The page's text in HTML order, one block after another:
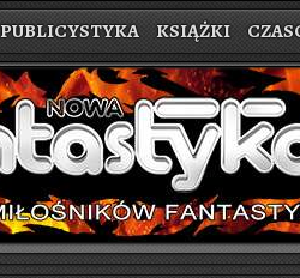
PUBLICYSTYKA KSIĄŻKI